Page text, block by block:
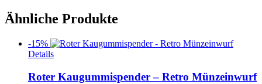
Ähnliche Produkte
-15%
Details
Roter Kaugummispender – Retro Münzeinwurf